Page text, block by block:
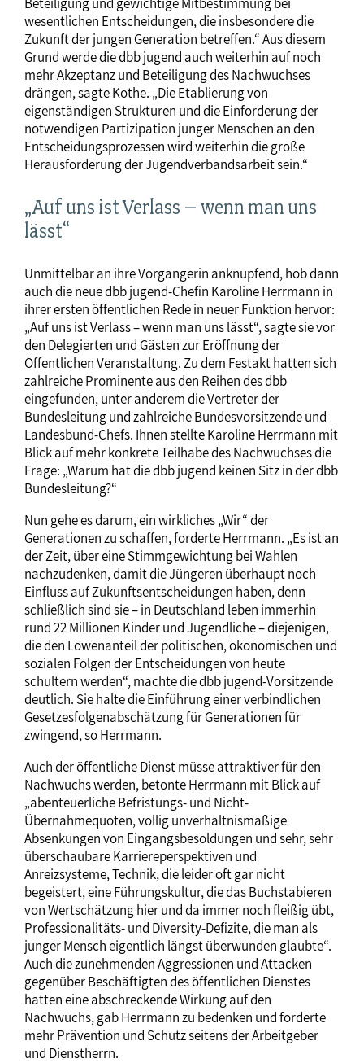
wesentlichen Entscheidungen, die insbesondere die
Zukunft der jungen Generation betreffen.“ Aus diesem
Grund werde die dbb jugend auch weiterhin auf noch
mehr Akzeptanz und Beteiligung des Nachwuchses
drängen, sagte Kothe. „Die Etablierung von
eigenständigen Strukturen und die Einforderung der
notwendigen Partizipation junger Menschen an den
Entscheidungsprozessen wird weiterhin die große
Herausforderung der Jugendverbandsarbeit sein.“
„Auf uns ist Verlass – wenn man uns
lässt“
Unmittelbar an ihre Vorgängerin anknüpfend, hob dann
auch die neue dbb jugend-Chefin Karoline Herrmann in
ihrer ersten öffentlichen Rede in neuer Funktion hervor:
„Auf uns ist Verlass – wenn man uns lässt“, sagte sie vor
den Delegierten und Gästen zur Eröffnung der
Öffentlichen Veranstaltung. Zu dem Festakt hatten sich
zahlreiche Prominente aus den Reihen des dbb
eingefunden, unter anderem die Vertreter der
Bundesleitung und zahlreiche Bundesvorsitzende und
Landesbund-Chefs. Ihnen stellte Karoline Herrmann mit
Blick auf mehr konkrete Teilhabe des Nachwuchses die
Frage: „Warum hat die dbb jugend keinen Sitz in der dbb
Bundesleitung?“
Nun gehe es darum, ein wirkliches „Wir“ der
Generationen zu schaffen, forderte Herrmann. „Es ist an
der Zeit, über eine Stimmgewichtung bei Wahlen
nachzudenken, damit die Jüngeren überhaupt noch
Einfluss auf Zukunftsentscheidungen haben, denn
schließlich sind sie – in Deutschland leben immerhin
rund 22 Millionen Kinder und Jugendliche – diejenigen,
die den Löwenanteil der politischen, ökonomischen und
sozialen Folgen der Entscheidungen von heute
schultern werden“, machte die dbb jugend-Vorsitzende
deutlich. Sie halte die Einführung einer verbindlichen
Gesetzesfolgenabschätzung für Generationen für
zwingend, so Herrmann.
Auch der öffentliche Dienst müsse attraktiver für den
Nachwuchs werden, betonte Herrmann mit Blick auf
„abenteuerliche Befristungs- und Nicht-
Übernahmequoten, völlig unverhältnismäßige
Absenkungen von Eingangsbesoldungen und sehr, sehr
überschaubare Karriereperspektiven und
Anreizsysteme, Technik, die leider oft gar nicht
begeistert, eine Führungskultur, die das Buchstabieren
von Wertschätzung hier und da immer noch fleißig übt,
Professionalitäts- und Diversity-Defizite, die man als
junger Mensch eigentlich längst überwunden glaubte“.
Auch die zunehmenden Aggressionen und Attacken
gegenüber Beschäftigten des öffentlichen Dienstes
hätten eine abschreckende Wirkung auf den
Nachwuchs, gab Herrmann zu bedenken und forderte
mehr Prävention und Schutz seitens der Arbeitgeber
und Dienstherrn.